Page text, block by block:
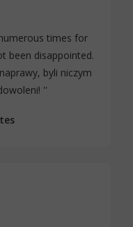
times for
been disappointed.
byli niczym
''